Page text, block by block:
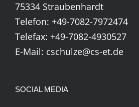
75334 Straubenhardt
Telefon: +49-7082-7972474
Telefax: +49-7082-4930527
E-Mail: cschulze@cs-et.de
SOCIAL MEDIA